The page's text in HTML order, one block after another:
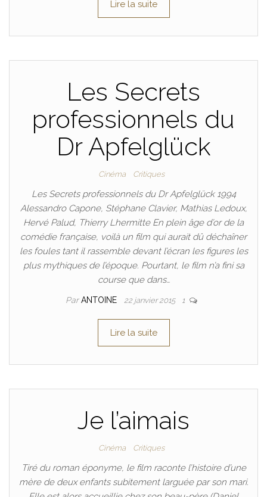
Lire la suite
Les Secrets
professionnels du
Dr Apfelglück
Cinéma Critiques
Les Secrets professionnels du Dr Apfelglück 1994
Alessandro Capone, Stéphane Clavier, Mathias Ledoux,
Hervé Palud, Thierry Lhermitte En plein âge d’or de la
comédie française, voilà un film qui aurait dû déchaîner
les foules tant il rassemble devant l’écran les figures les
plus mythiques de l’époque. Pourtant, le film n’a fini sa
course que dans…
ParANTOINE 22 janvier 2015 1
Lire la suite
Je l’aimais
Cinéma Critiques
Tiré du roman éponyme, le film raconte l’histoire d’une
mère de deux enfants subitement larguée par son mari.